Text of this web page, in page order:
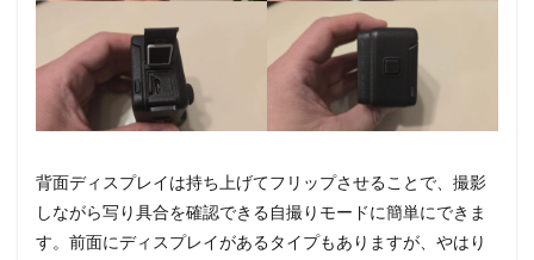
背面ディスプレイは持ち上げてフリップさせることで、撮影
しながら写り具合を確認できる自撮りモードに簡単にできま
す。前面にディスプレイがあるタイプもありますが、やはり